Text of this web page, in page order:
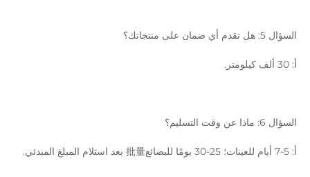
السؤال 5: هل تقدم أي ضمان على منتجاتك؟
أ: 30 ألف كيلومتر.
السؤال 6: ماذا عن وقت التسليم؟
أ: 5-7 أيام للعينات؛ 25-30 يومًا للبضائع批量 بعد استلام المبلغ المبدئي.